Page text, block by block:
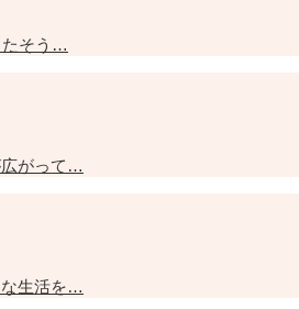
たそう…
広がって…
な生活を…